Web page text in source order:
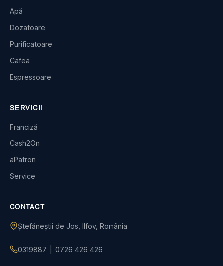
Apă
Dozatoare
Purificatoare
Cafea
Espressoare
SERVICII
Franciză
Cash2On
aPatron
Service
CONTACT
Ștefăneștii de Jos, Ilfov, România
0319887 0726 426 426